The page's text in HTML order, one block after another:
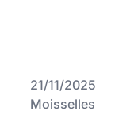
21/11/2025
Moisselles